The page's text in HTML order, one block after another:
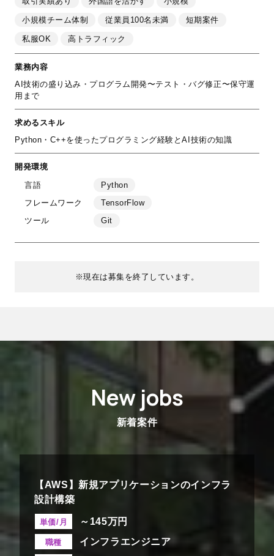
小規模チーム体制 従業員100名未満 短期案件
私服OK 高トラフィック
業務内容
AI技術の盛り込み・プログラム開発〜テスト・バグ修正〜保守運
用まで
求めるスキル
Python・C++を使ったプログラミング経験とAI技術の知識
開発環境
言語
Python
フレームワーク
TensorFlow
ツール
Git
※現在は募集を終了しています。
New jobs
新着案件
【AWS】新規アプリケーションのインフラ
設計構築
単価/月 ～145万円
職種 インフラエンジニア